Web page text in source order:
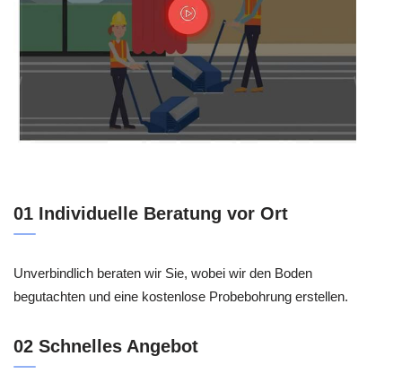
01 Individuelle Beratung vor Ort
Unverbindlich beraten wir Sie, wobei wir den Boden
begutachten und eine kostenlose Probebohrung erstellen.
02 Schnelles Angebot